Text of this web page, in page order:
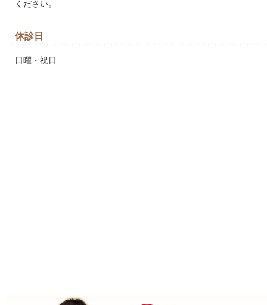
ください。
休診日
日曜・祝日